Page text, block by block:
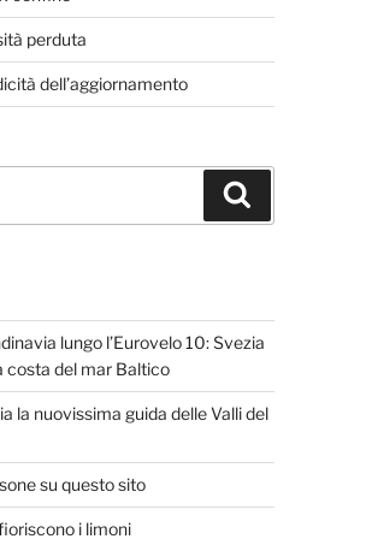
perduta
dell’aggiornamento
lungo l’Eurovelo 10: Svezia
costa del mar Baltico
la nuovissima guida delle Valli del
su questo sito
i limoni